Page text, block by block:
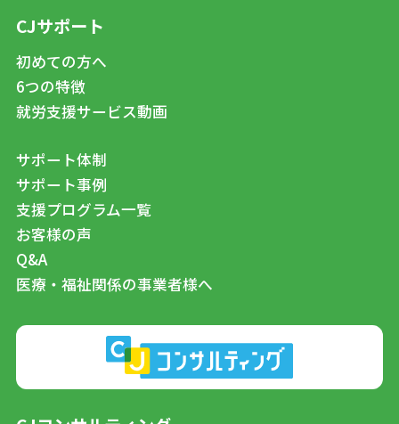
CJサポート
初めての方へ
6つの特徴
就労支援サービス動画
サポート体制
サポート事例
支援プログラム一覧
お客様の声
Q&A
医療・福祉関係の事業者様へ